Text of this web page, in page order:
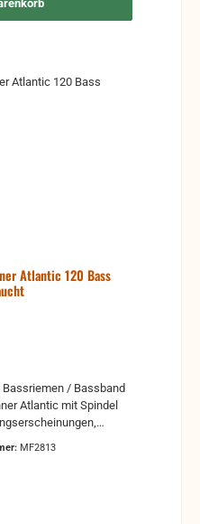
Atlantic 120 Bass
/ Bassband
mit Spindel
MF2813